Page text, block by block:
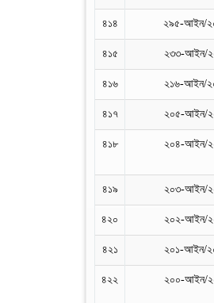
৪১৪ ২৯৫-আইন/
৪১৫ ২৩৩-আইন/
৪১৬ ২১৬-আইন/
৪১৭ ২০৫-আইন/
৪১৮ ২০৪-আইন/
৪১৯ ২০৩-আইন/
৪২০ ২০২-আইন/
৪২১ ২০১-আইন/
৪২২ ২০০-আইন/